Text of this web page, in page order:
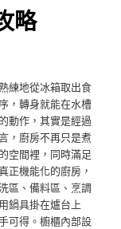
略
練地從冰箱取出食
，轉身就能在水槽
動作，其實是經過
，廚房不再只是煮
空間裡，同時滿足
正機能化的廚房，
區、備料區、烹調
鍋具掛在爐台上
可得。櫥櫃內部設